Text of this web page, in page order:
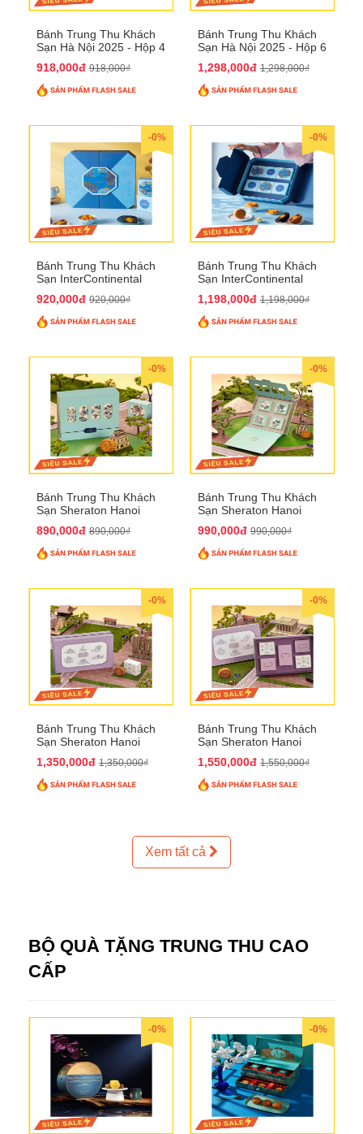
Bánh Trung Thu Khách
Sạn Hà Nội 2025 - Hộp 4
918,000đ 918,000₫
Bánh Trung Thu Khách
Sạn Hà Nội 2025 - Hộp 6
1,298,000đ 1,298,000₫
-0%
Bánh Trung Thu Khách
Sạn InterContinental
QTTT26
920,000đ 920,000₫
-0%
Bánh Trung Thu Khách
Sạn InterContinental
QTTT27
1,198,000đ 1,198,000₫
-0%
Bánh Trung Thu Khách
Sạn Sheraton Hanoi
890,000đ 890,000₫
-0%
Bánh Trung Thu Khách
Sạn Sheraton Hanoi
990,000đ 990,000₫
-0%
Bánh Trung Thu Khách
Sạn Sheraton Hanoi
1,350,000đ 1,350,000₫
-0%
Bánh Trung Thu Khách
Sạn Sheraton Hanoi
1,550,000đ 1,550,000₫
Xem tất cả
BỘ QUÀ TẶNG TRUNG THU CAO
CẤP
-0% -0%